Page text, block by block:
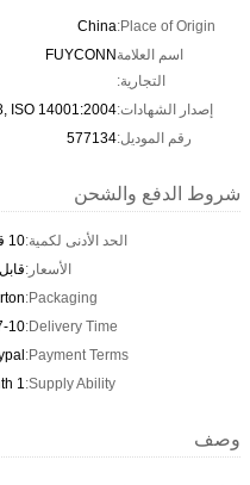
Place of Origin:
China
اسم العلامة
التجارية:
FUYCONN
إصدار الشهادات:ISO 14001:2004
رقم الموديل:577134
شروط الدفع والشحن
الحد الأدنى لكمية:10 قطع
الأسعار:
Packaging:
Delivery Time:
days
Payment Terms:
Supply Ability:
1 million/ month
وصف